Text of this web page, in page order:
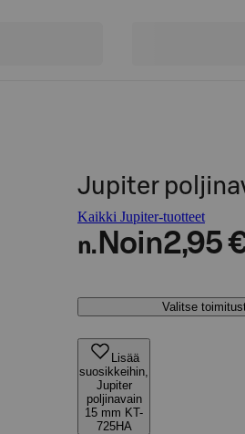
Jupiter
Kaikki Jupiter-tuotteet
n. Noin2,95
Valitse
Lisää
suosikkeihin,
Jupiter
poljinavain
15 mm KT-
725HA